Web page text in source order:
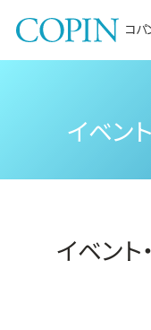
コパ
イベン
イベン